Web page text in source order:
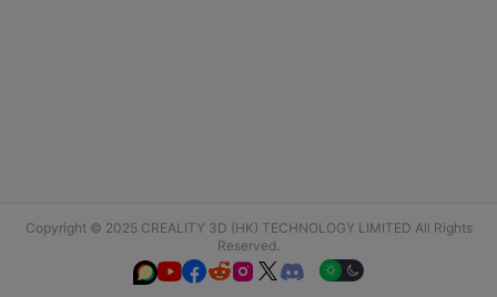
Copyright © 2025 CREALITY 3D (HK) TECHNOLOGY LIMITED All Rights
Reserved.
  